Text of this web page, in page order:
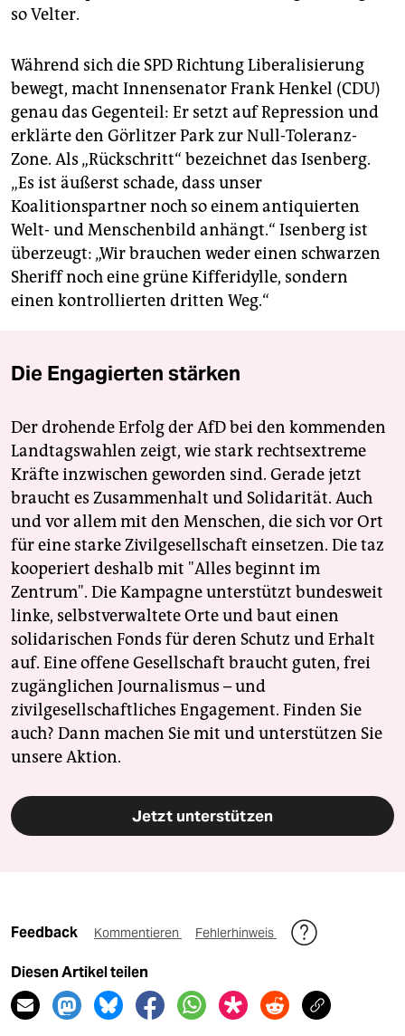
so Velter.
Während sich die SPD Richtung Liberalisierung
bewegt, macht Innensenator Frank Henkel (CDU)
genau das Gegenteil: Er setzt auf Repression und
erklärte den Görlitzer Park zur Null-Toleranz-
Zone. Als „Rückschritt“ bezeichnet das Isenberg.
„Es ist äußerst schade, dass unser
Koalitionspartner noch so einem antiquierten
Welt- und Menschenbild anhängt.“ Isenberg ist
überzeugt: „Wir brauchen weder einen schwarzen
Sheriff noch eine grüne Kifferidylle, sondern
einen kontrollierten dritten Weg.“
Die Engagierten stärken
Der drohende Erfolg der AfD bei den kommenden
Landtagswahlen zeigt, wie stark rechtsextreme
Kräfte inzwischen geworden sind. Gerade jetzt
braucht es Zusammenhalt und Solidarität. Auch
und vor allem mit den Menschen, die sich vor Ort
für eine starke Zivilgesellschaft einsetzen. Die taz
kooperiert deshalb mit "Alles beginnt im
Zentrum". Die Kampagne unterstützt bundesweit
linke, selbstverwaltete Orte und baut einen
solidarischen Fonds für deren Schutz und Erhalt
auf. Eine offene Gesellschaft braucht guten, frei
zugänglichen Journalismus – und
zivilgesellschaftliches Engagement. Finden Sie
auch? Dann machen Sie mit und unterstützen Sie
unsere Aktion.
Jetzt unterstützen
Feedback Kommentieren Fehlerhinweis
Diesen Artikel teilen